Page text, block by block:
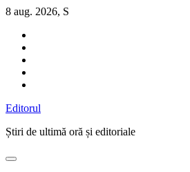
Sari
conținut
8 aug. 2026, S
Editorul
Știri de ultimă oră și editoriale